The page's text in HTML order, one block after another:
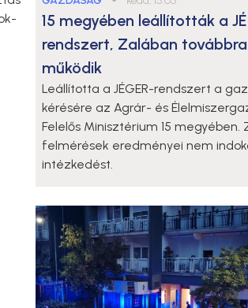
15 megyében leállították a
rendszert, Zalában továbbra
működik
Leállította a JÉGER-rendszert a
kérésére az Agrár- és
Felelős Minisztérium 15 megyében.
felmérések eredményei nem
intézkedést.